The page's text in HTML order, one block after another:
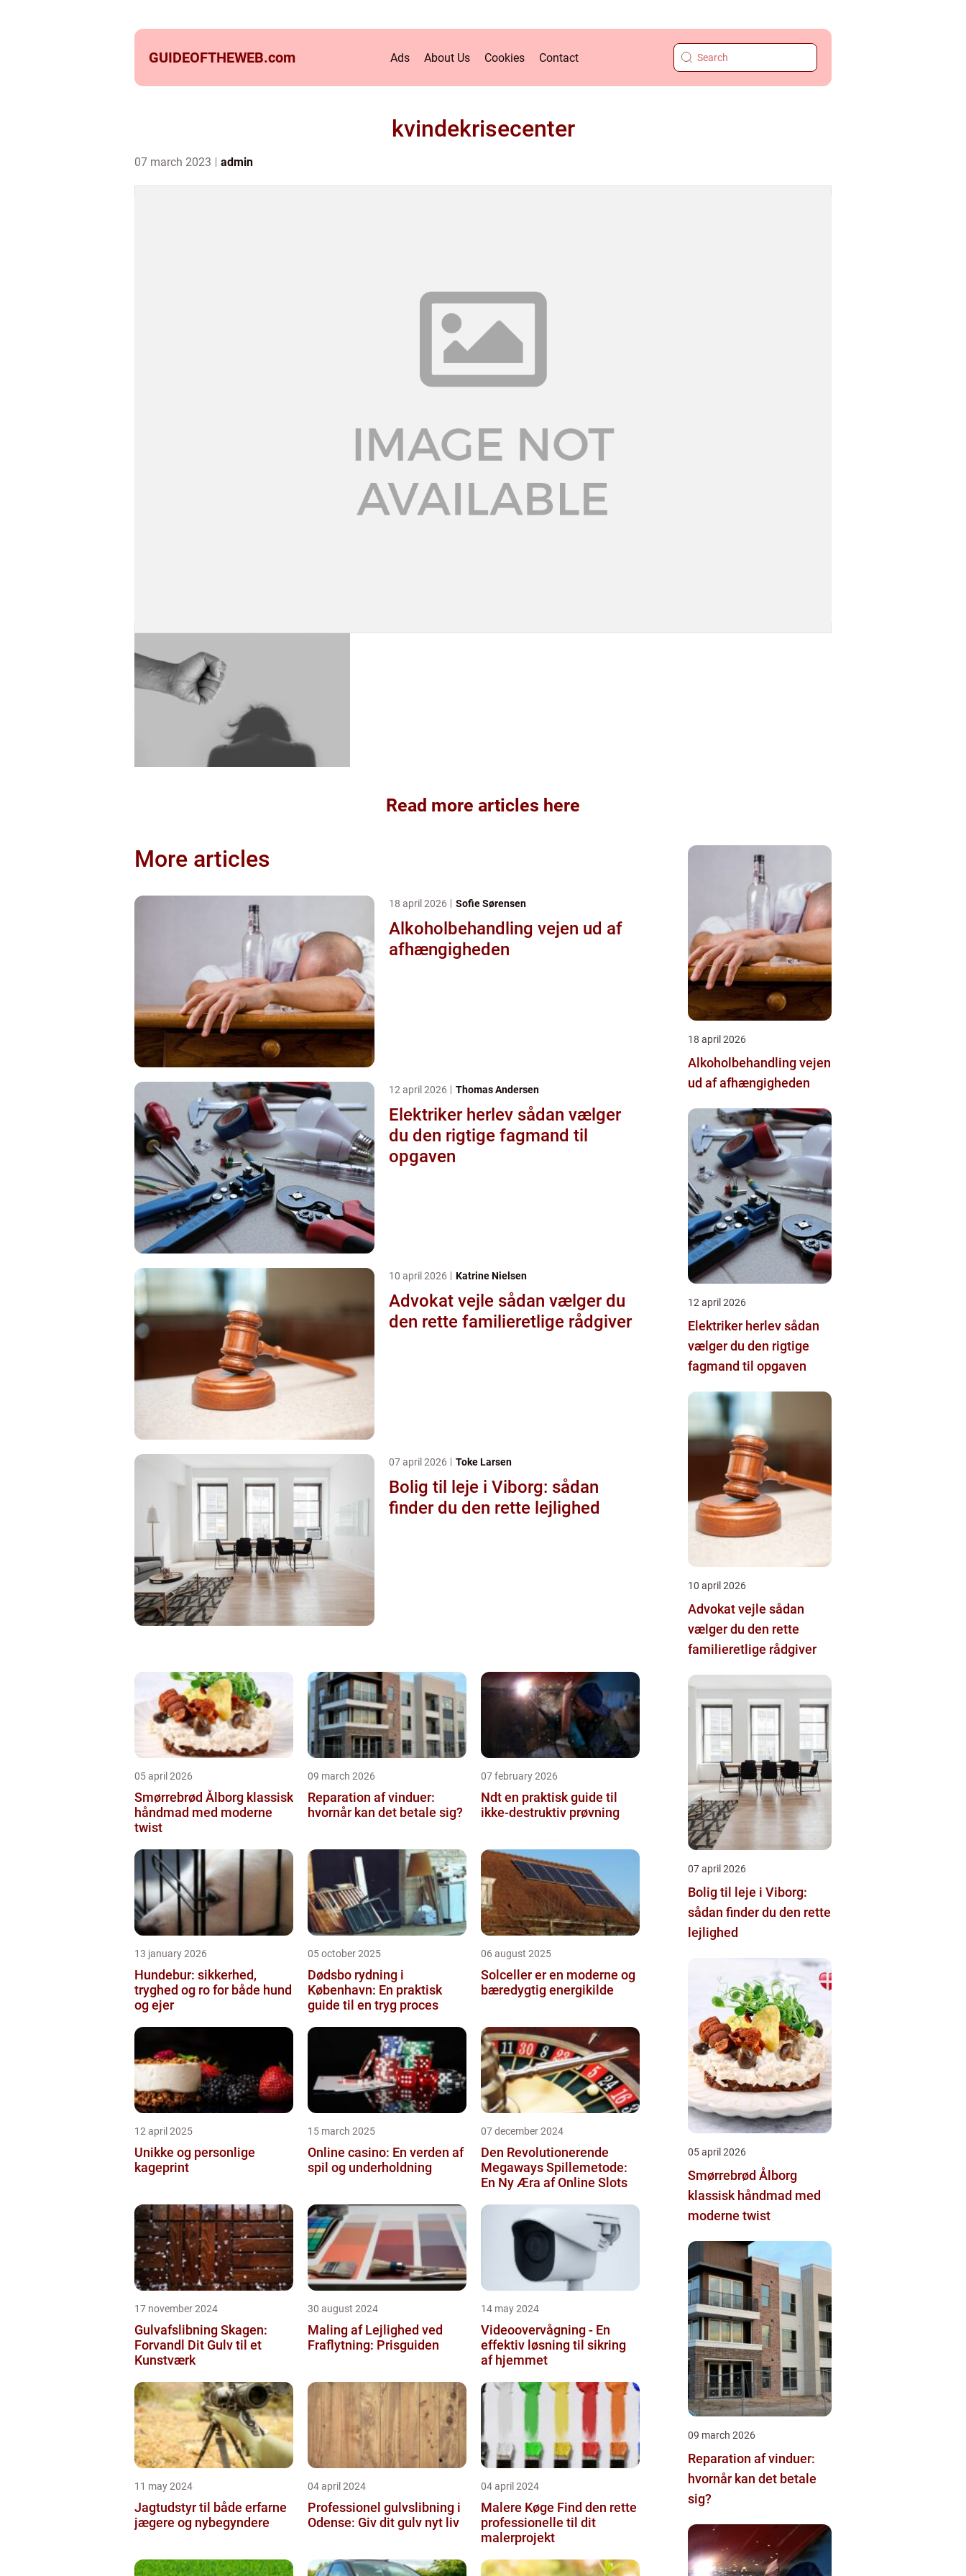
GUIDEOFTHEWEB.com Ads About Us Cookies Contact
kvindekrisecenter
07 march 2023 admin
Read more articles here
More articles
18 april 2026 Sofie Sørensen
Alkoholbehandling vejen ud af
afhængigheden
12 april 2026 Thomas Andersen
Elektriker herlev sådan vælger
du den rigtige fagmand til
opgaven
10 april 2026 Katrine Nielsen
Advokat vejle sådan vælger du
den rette familieretlige rådgiver
07 april 2026 Toke Larsen
Bolig til leje i Viborg: sådan
finder du den rette lejlighed
05 april 2026
Smørrebrød Ålborg klassisk
håndmad med moderne
twist
09 march 2026
Reparation af vinduer:
hvornår kan det betale sig?
07 february 2026
Ndt en praktisk guide til
ikke-destruktiv prøvning
13 january 2026
Hundebur: sikkerhed,
tryghed og ro for både hund
og ejer
05 october 2025
Dødsbo rydning i
København: En praktisk
guide til en tryg proces
06 august 2025
Solceller er en moderne og
bæredygtig energikilde
12 april 2025
Unikke og personlige
kageprint
15 march 2025
Online casino: En verden af
spil og underholdning
07 december 2024
Den Revolutionerende
Megaways Spillemetode:
En Ny Æra af Online Slots
17 november 2024
Gulvafslibning Skagen:
Forvandl Dit Gulv til et
Kunstværk
30 august 2024
Maling af Lejlighed ved
Fraflytning: Prisguiden
14 may 2024
Videoovervågning - En
effektiv løsning til sikring
af hjemmet
11 may 2024
Jagtudstyr til både erfarne
jægere og nybegyndere
04 april 2024
Professionel gulvslibning i
Odense: Giv dit gulv nyt liv
04 april 2024
Malere Køge Find den rette
professionelle til dit
malerprojekt
18 april 2026
Alkoholbehandling vejen
ud af afhængigheden
12 april 2026
Elektriker herlev sådan
vælger du den rigtige
fagmand til opgaven
10 april 2026
Advokat vejle sådan
vælger du den rette
familieretlige rådgiver
07 april 2026
Bolig til leje i Viborg:
sådan finder du den rette
lejlighed
05 april 2026
Smørrebrød Ålborg
klassisk håndmad med
moderne twist
09 march 2026
Reparation af vinduer:
hvornår kan det betale
sig?